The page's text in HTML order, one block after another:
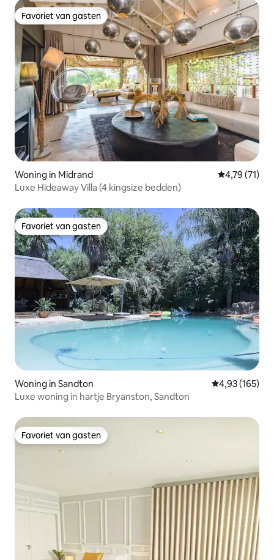
Favoriet van gasten
Favoriet van gasten
Woning in Midrand Gemiddelde
4,79 (71)
Luxe Hideaway Villa (4 kingsize bedden)
Favoriet van gasten
Favoriet van gasten
Woning in Sandton Gemiddelde
4,93 (165)
Luxe woning in hartje Bryanston, Sandton
Favoriet van gasten
Favoriet van gasten